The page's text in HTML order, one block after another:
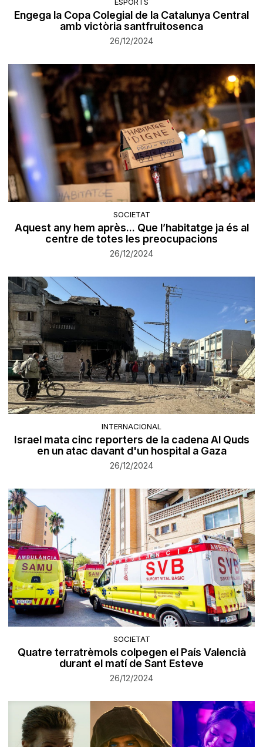
Engega la Copa Colegial de la Catalunya Central
amb victòria santfruitosenca
26/12/2024
SOCIETAT
Aquest any hem après... Que l’habitatge ja és al
centre de totes les preocupacions
26/12/2024
INTERNACIONAL
Israel mata cinc reporters de la cadena Al Quds
en un atac davant d'un hospital a Gaza
26/12/2024
SOCIETAT
Quatre terratrèmols colpegen el País Valencià
durant el matí de Sant Esteve
26/12/2024